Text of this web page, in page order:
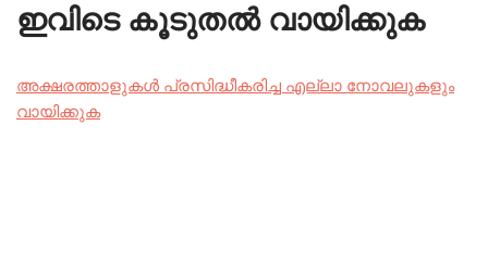
ഇവിടെ കൂടുതൽ വായിക്കുക
അക്ഷരത്താളുകൾ പ്രസിദ്ധീകരിച്ച എല്ലാ നോവലുകളും
വായിക്കുക